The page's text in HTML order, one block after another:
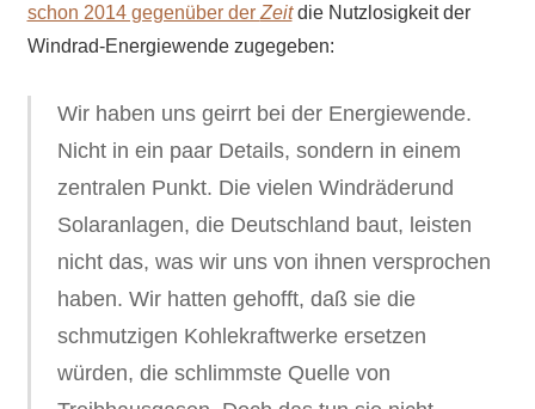
schon 2014 gegenüber der Zeitdie Nutzlosigkeit der
Windrad-Energiewende zugegeben:
Wir haben uns geirrt bei der Energiewende.
Nicht in ein paar Details, sondern in einem
zentralen Punkt. Die vielen Windräderund
Solaranlagen, die Deutschland baut, leisten
nicht das, was wir uns von ihnen versprochen
haben. Wir hatten gehofft, daß sie die
schmutzigen Kohlekraftwerke ersetzen
würden, die schlimmste Quelle von